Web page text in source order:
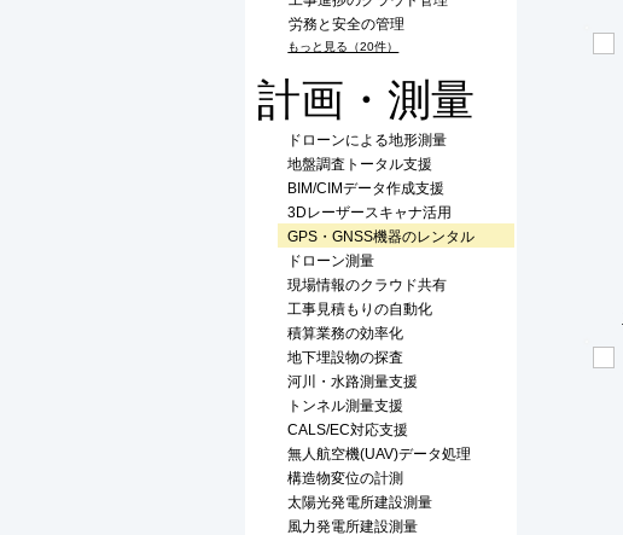
労務と安全の管理
もっと見る（20件）
計画・測量
ドローンによる地形測量
地盤調査トータル支援
BIM/CIMデータ作成支援
3Dレーザースキャナ活用
GPS・GNSS機器のレンタル
ドローン測量
現場情報のクラウド共有
工事見積もりの自動化
積算業務の効率化
地下埋設物の探査
河川・水路測量支援
トンネル測量支援
CALS/EC対応支援
無人航空機(UAV)データ処理
構造物変位の計測
太陽光発電所建設測量
風力発電所建設測量